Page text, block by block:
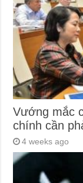
Vướng mắc
chính cần
4 weeks ago